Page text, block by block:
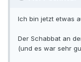
Ich bin jetzt etwas
Der Schabbat an
(und es war sehr